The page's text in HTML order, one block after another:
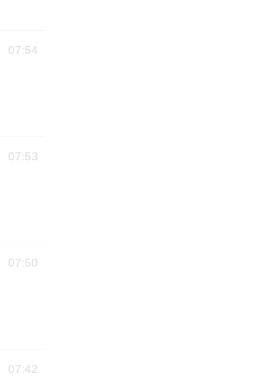
07:54
07:53
07:50
07:42